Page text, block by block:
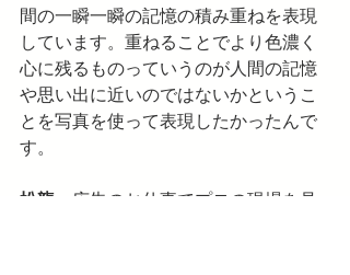
間の一瞬一瞬の記憶の積み重ねを表現
しています。重ねることでより色濃く
心に残るものっていうのが人間の記憶
や思い出に近いのではないかというこ
とを写真を使って表現したかったんで
す。
松龍 ：広告のお仕事でプロの現場を見